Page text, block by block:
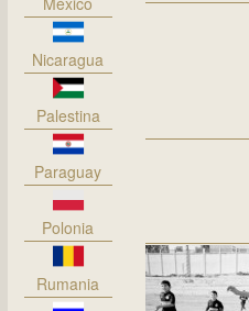
Nicaragua
Palestina
Paraguay
Polonia
Rumania